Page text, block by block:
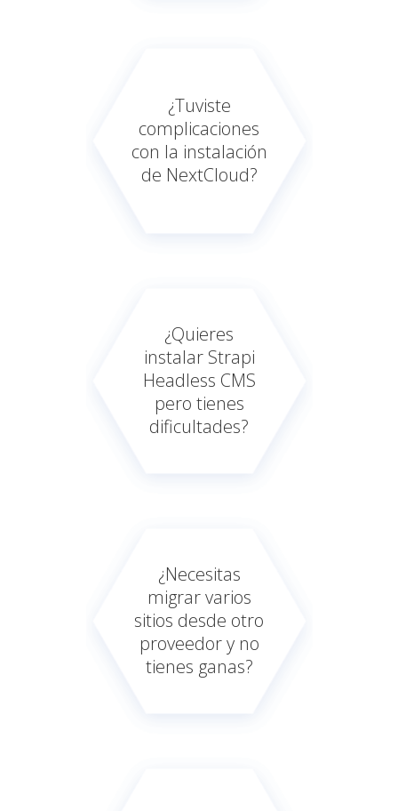
¿Tuviste
complicaciones
con la instalación
de NextCloud?
¿Quieres
instalar Strapi
Headless CMS
pero tienes
dificultades?
¿Necesitas
migrar varios
sitios desde otro
proveedor y no
tienes ganas?